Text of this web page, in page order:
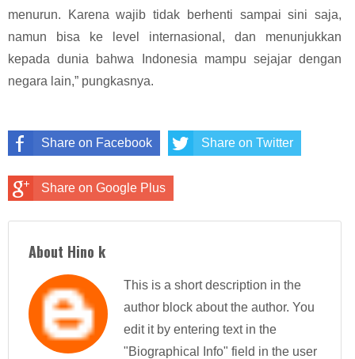
menurun. Karena wajib tidak berhenti sampai sini saja,
namun bisa ke level internasional, dan menunjukkan
kepada dunia bahwa Indonesia mampu sejajar dengan
negara lain,” pungkasnya.
Share on Facebook Share on Twitter
Share on Google Plus
About Hino k
This is a short description in the
author block about the author. You
edit it by entering text in the
"Biographical Info" field in the user